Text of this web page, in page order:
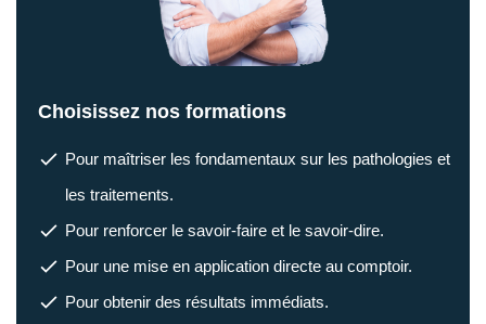
Choisissez nos formations
Pour maîtriser les fondamentaux sur les pathologies et
les traitements.
Pour renforcer le savoir-faire et le savoir-dire.
Pour une mise en application directe au comptoir.
Pour obtenir des résultats immédiats.